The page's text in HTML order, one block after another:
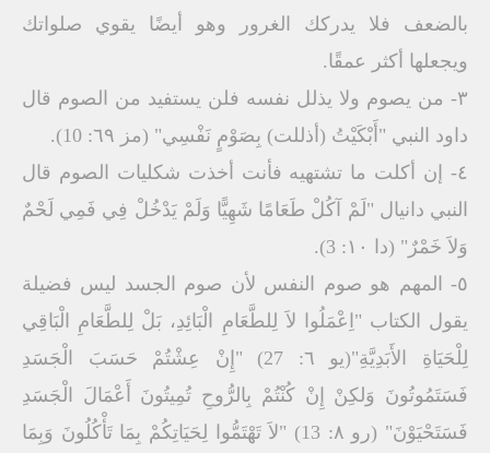
بالضعف فلا یدركك الغرور وھو أیضًا یقوي صلواتك
ویجعلھا أكثر عمقًا.
۳- من یصوم ولا یذلل نفسه فلن یستفید من الصوم قال
داود النبي "أَبْكَیْتُ (أذللت) بِصَوْمٍ نَفْسِي" (مز ٦۹: 10).
٤- إن أكلت ما تشتھیه فأنت أخذت شكلیات الصوم قال
النبي دانیال "لَمْ آكُلْ طَعَامًا شَھِیًّا وَلَمْ یَدْخُلْ فِي فَمِي لَحْمٌ
وَلاَ خَمْرٌ" (دا ۱۰: 3).
٥- المھم ھو صوم النفس لأن صوم الجسد لیس فضیلة
یقول الكتاب "اِعْمَلُوا لاَ لِلطَّعَامِ الْبَائِدِ، بَلْ لِلطَّعَامِ الْبَاقِي
لِلْحَیَاةِ الأَبَدِیَّةِ"(یو ٦: 27) "إِنْ عِشْتُمْ حَسَبَ الْجَسَدِ
فَسَتَمُوتُونَ وَلكِنْ إِنْ كُنْتُمْ بِالرُّوحِ تُمِیتُونَ أَعْمَالَ الْجَسَدِ
فَسَتَحْیَوْنَ" (رو ۸: 13) "لاَ تَھْتَمُّوا لِحَیَاتِكُمْ بِمَا تَأْكُلُونَ وَبِمَا